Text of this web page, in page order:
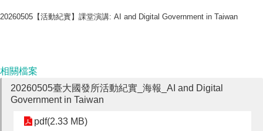
告
簡
本
20260505 【活動紀實】課堂演講: AI and Digital Government in Taiwan
相關檔案
20260505臺大國發所活動紀實_海報_AI and Digital
Government in Taiwan
pdf(2.33 MB)